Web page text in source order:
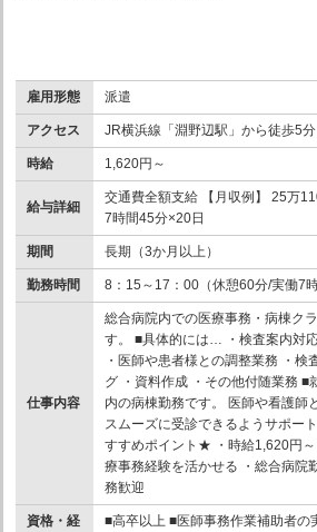
雇用形態 派遣
アクセス JR横浜線「淵野辺駅」から徒歩5分
時給 1,620円～
給与詳細
交通費全額支給 【月収例】 25万
7時間45分×20日
期間 長期（3か月以上）
勤務時間 8：15～17：00（休憩60分/実働7時
仕事内容
総合病院内での医療事務・病棟ク
す。 ■具体的には… ・検査案内対
・医師や患者様との調整業務 ・検
グ ・資料作成 ・その他付随業務 ■
内の病棟勤務です。 医師や看護師
スムーズに受診できるようサポー
すすめポイント★ ・時給1,620円
療事務経験を活かせる ・総合病院
務歓迎
資格・経
■高卒以上 ■医師事務作業補助者の